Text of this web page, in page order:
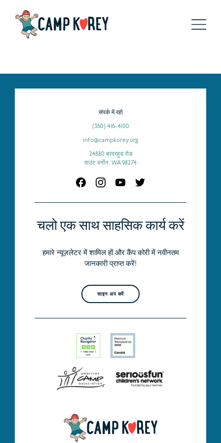
चलो एक साथ साहसिक कार्य करें
हमारे न्यूज़लेटर में शामिल हों और कैंप कोरी में नवीनतम
जानकारी प्राप्त करें!
साइन अप करें
संपर्क में रहो
(360) 416-4100
info@campkorey.org
24880 ब्रदरहुड रोड
माउंट वर्नोन, WA 98274